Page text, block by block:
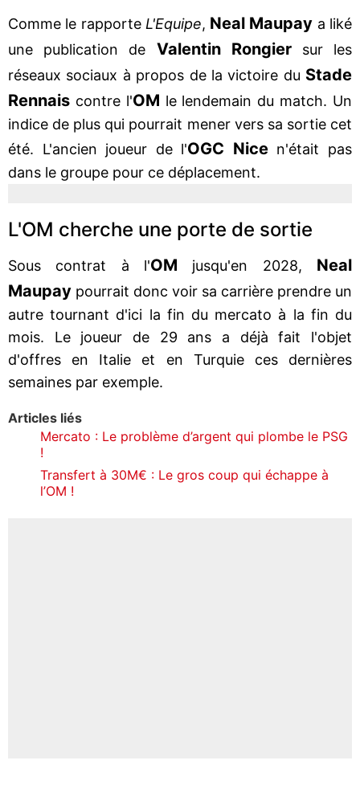
Comme le rapporte L'Equipe, Neal Maupay a liké
une publication de Valentin Rongiersur les
réseaux sociaux à propos de la victoire du Stade
Rennais contre l'OM le lendemain du match. Un
indice de plus qui pourrait mener vers sa sortie cet
été. L'ancien joueur de l'OGC Nicen'était pas
dans le groupe pour ce déplacement.
L'OM cherche une porte de sortie
Sous contrat à l'OM jusqu'en 2028, Neal
Maupay pourrait donc voir sa carrière prendre un
autre tournant d'ici la fin du mercato à la fin du
mois. Le joueur de 29 ans a déjà fait l'objet
d'offres en Italie et en Turquie ces dernières
semaines par exemple.
Articles liés
Mercato : Le problème d’argent qui plombe le PSG
!
Transfert à 30M€ : Le gros coup qui échappe à
l’OM !